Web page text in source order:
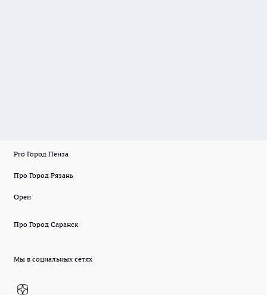
Pro Город Пенза
Про Город Рязань
Орен
Про Город Саранск
Мы в социальных сетях